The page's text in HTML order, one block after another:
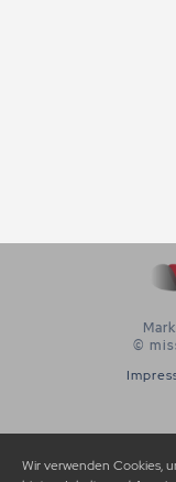
©
Wir verwenden Cookies,